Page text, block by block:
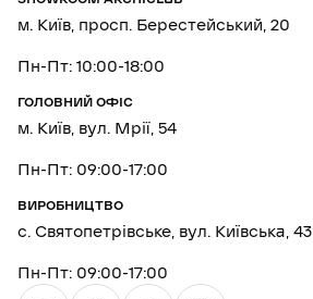
м. Київ, просп. Берестейський, 20
Пн-Пт: 10:00-18:00
ГОЛОВНИЙ ОФІС
м. Київ, вул. Мрії, 54
Пн-Пт: 09:00-17:00
ВИРОБНИЦТВО
с. Святопетрівське, вул. Київська, 43
Пн-Пт: 09:00-17:00